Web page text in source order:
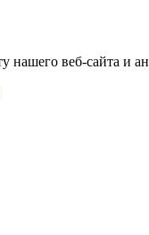
веб-сайта и